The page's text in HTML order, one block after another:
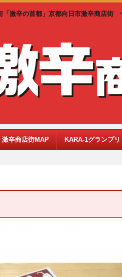
「激辛の首都」京都向日市激辛商店街
激辛商店街MAP KARA-1グランプリ